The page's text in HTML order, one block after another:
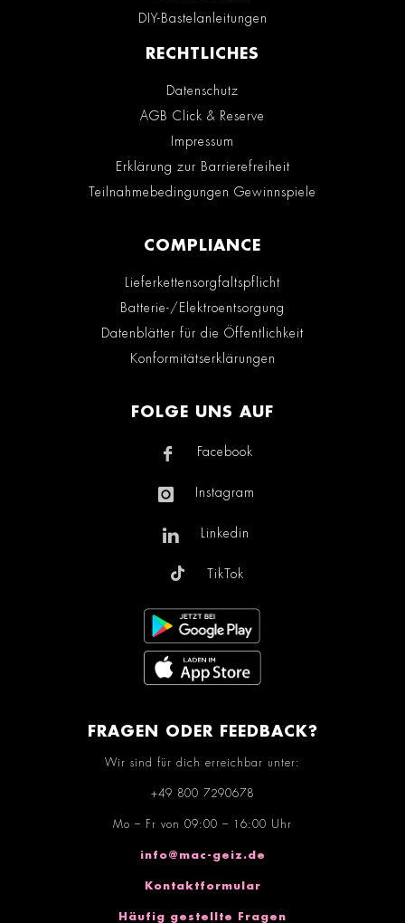
DIY-Bastelanleitungen
RECHTLICHES
Datenschutz
AGB Click & Reserve
Impressum
Erklärung zur Barrierefreiheit
Teilnahmebedingungen Gewinnspiele
COMPLIANCE
Lieferkettensorgfaltspflicht
Batterie-/Elektroentsorgung
Datenblätter für die Öffentlichkeit
Konformitätserklärungen
FOLGE UNS AUF
Facebook
Instagram
Linkedin
TikTok
FRAGEN ODER FEEDBACK?
Wir sind für dich erreichbar unter:
+49 800 7290678
Mo – Fr von 09:00 – 16:00 Uhr
info@mac-geiz.de
Kontaktformular
Häufig gestellte Fragen